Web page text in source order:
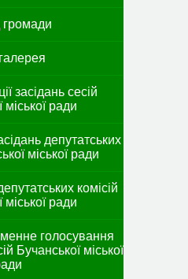
засідань сесій
міської ради
депутатських
міської ради
комісій
міської ради
голосування
Бучанської міської